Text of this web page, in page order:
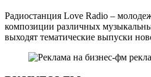
Радиостанция Love Radio –
композиции различных
выходят тематические выпуски